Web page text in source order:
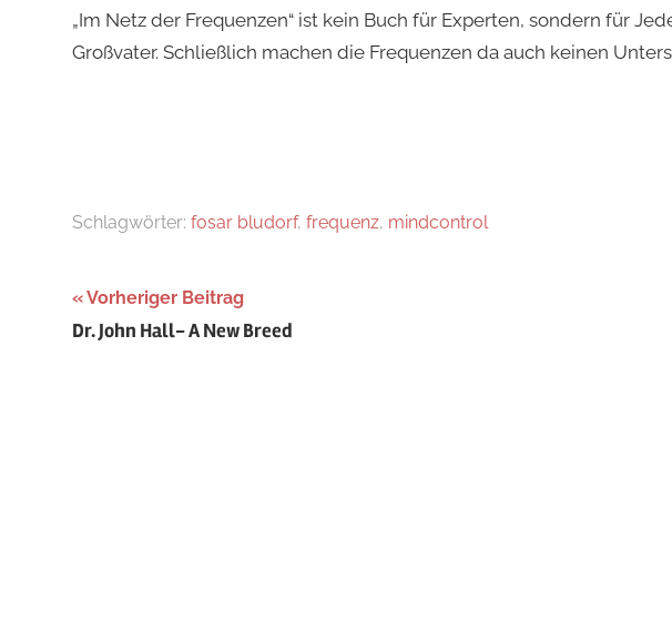
„Im Netz der Frequenzen“ ist kein Buch für Experten, sondern für
Großvater. Schließlich machen die Frequenzen da auch keinen
Schlagwörter: fosar bludorf, frequenz, mindcontrol
Beitragsnavigation
Vorheriger Beitrag
Dr. John Hall- A New Breed